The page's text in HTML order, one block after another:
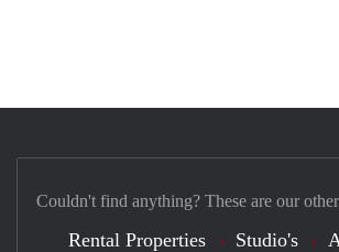
Couldn't find anything? These are our
Rental Properties Studio's